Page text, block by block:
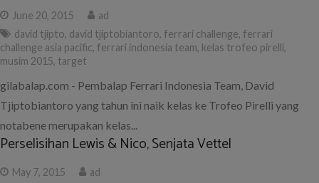
June 20, 2015
ad
david tjipto, david tjiptobiantoro, ferrari challenge, ferrari
challenge asia pacific, ferrari indonesia team, kelas trofeo pirelli,
musim 2015, target
gilabalap.com - Pembalap Ferrari Indonesia Team, David
Tjiptobiantoro yang tahun ini naik kelas ke Trofeo Pirelli yang
notabene merupakan kelas...
Perselisihan Lewis & Nico, Senjata Vettel
May 7, 2015
ad